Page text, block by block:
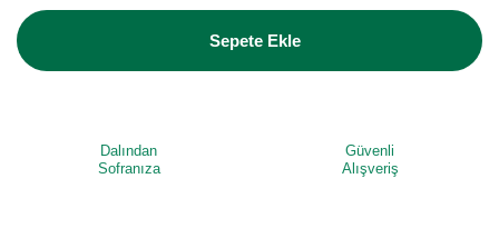
Sepete Ekle
Dalından
Sofranıza
Güvenli
Alışveriş